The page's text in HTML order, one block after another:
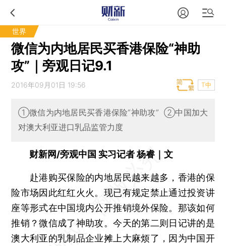
世界
微信为内地居民买香港保险“神助
攻”｜旁观日记9.1
2016年09月01日 19:56 T中
①微信为内地居民买香港保险“神助攻” ②中国加大
对澳大利亚进口乳品监管力度
财新网/旁观中国 实习记者 杨睿｜文
赴港购买保险的内地居民越来越多，香港的保
险市场因此红红火火。现已有规定禁止通过投资讲
座等形式在中国境内公开推销境外保险。那该如何
推销？微信成了神助攻。今天的第二则日记讲的是
澳大利亚的乳制品企业摊上大麻烦了，因为中国开